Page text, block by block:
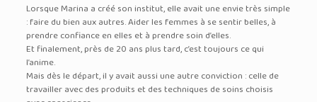
Lorsque Marina a créé son institut, elle avait une envie très simple
: faire du bien aux autres. Aider les femmes à se sentir belles, à
prendre confiance en elles et à prendre soin d’elles.
Et finalement, près de 20 ans plus tard, c’est toujours ce qui
l’anime.
Mais dès le départ, il y avait aussi une autre conviction : celle de
travailler avec des produits et des techniques de soins choisis